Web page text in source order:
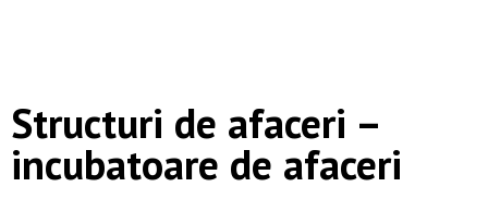
Structuri de afaceri –
incubatoare de afaceri